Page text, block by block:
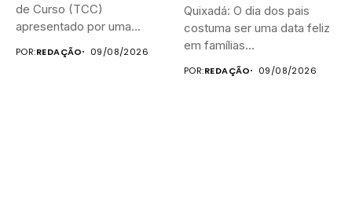
de Curso (TCC)
apresentado por uma
POR:REDAÇÃO 09/08/2026
Quixadá: O dia dos pais
costuma ser uma data feliz
em famílias...
POR:REDAÇÃO 09/08/2026